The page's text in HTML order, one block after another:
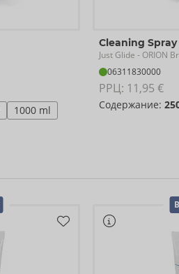
1000 ml
Cleaning Spray
Just Glide - ORION
06311830000
РРЦ: 11,95 €
Содержание: